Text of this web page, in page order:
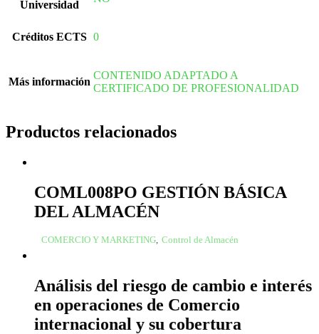
Universidad
Créditos ECTS 0
Más información
CONTENIDO ADAPTADO A
CERTIFICADO DE PROFESIONALIDAD
Productos relacionados
COML008PO GESTIÓN BÁSICA
DEL ALMACÉN
COMERCIO Y MARKETING, Control de Almacén
Análisis del riesgo de cambio e interés
en operaciones de Comercio
internacional y su cobertura